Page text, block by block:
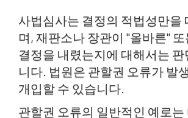
사법심사는 결정의 적법성만을
며, 재판소나 장관이 "올바른"
결정을 내렸는지에 대해서는
니다. 법원은 관할권 오류가 발
개입할 수 있습니다.
관할권 오류의 일반적인 예로는